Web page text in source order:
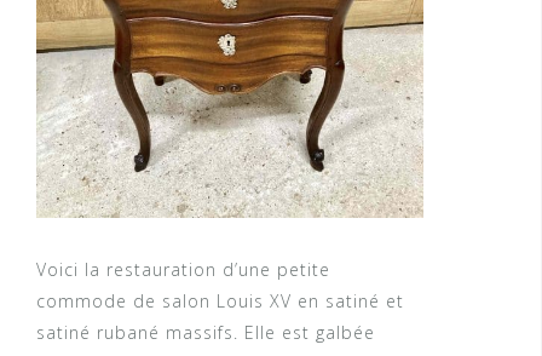
Voici la restauration d’une petite
commode de salon Louis XV en satiné et
satiné rubané massifs. Elle est galbée